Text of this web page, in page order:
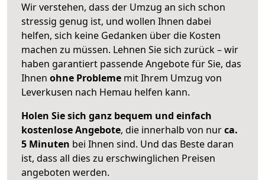
Wir verstehen, dass der Umzug an sich schon
stressig genug ist, und wollen Ihnen dabei
helfen, sich keine Gedanken über die Kosten
machen zu müssen. Lehnen Sie sich zurück – wir
haben garantiert passende Angebote für Sie, das
Ihnen ohne Probleme mit Ihrem Umzug von
Leverkusen nach Hemau helfen kann.
Holen Sie sich ganz bequem und einfach
kostenlose Angebote, die innerhalb von nurca.
5 Minuten bei Ihnen sind. Und das Beste daran
ist, dass all dies zu erschwinglichen Preisen
angeboten werden.